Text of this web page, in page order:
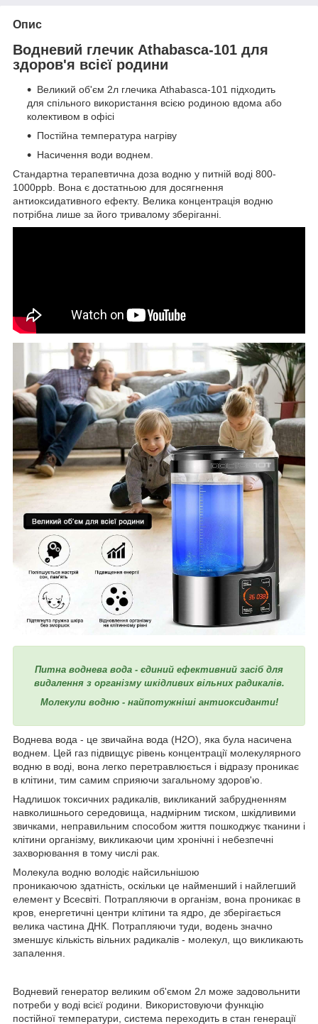
Опис
Водневий глечик Athabasca-101 для
здоров'я всієї родини
Великий об'єм 2л глечика Athabasca-101 підходить
для спільного використання всією родиною вдома або
колективом в офісі
Постійна температура нагріву
Насичення води воднем.
Стандартна терапевтична доза водню у питній воді 800-
1000ppb. Вона є достатньою для досягнення
антиоксидативного ефекту. Велика концентрація водню
потрібна лише за його тривалому зберіганні.
Питна воднева вода - єдиний ефективний засіб для
видалення з організму шкідливих вільних радикалів.
Молекули водню - найпотужніші антиоксиданти!
Воднева вода - це звичайна вода (H2O), яка була насичена
воднем. Цей газ підвищує рівень концентрації молекулярного
водню в воді, вона легко перетравлюється і відразу проникає
в клітини, тим самим сприяючи загальному здоров'ю.
Надлишок токсичних радикалів, викликаний забрудненням
навколишнього середовища, надмірним тиском, шкідливими
звичками, неправильним способом життя пошкоджує тканини і
клітини організму, викликаючи цим хронічні і небезпечні
захворювання в тому числі рак.
Молекула водню володіє найсильнішою
проникаючою здатність, оскільки це найменший і найлегший
елемент у Всесвіті. Потрапляючи в організм, вона проникає в
кров, енергетичні центри клітини та ядро, де зберігається
велика частина ДНК. Потрапляючи туди, водень значно
зменшує кількість вільних радикалів - молекул, що викликають
запалення.
Водневий генератор великим об'ємом 2л може задовольнити
потреби у воді всієї родини. Використовуючи функцію
постійної температури, система переходить в стан генерації